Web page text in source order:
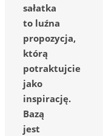
sałatka
to luźna
propozycja,
którą
potraktujcie
jako
inspirację.
Bazą
jest